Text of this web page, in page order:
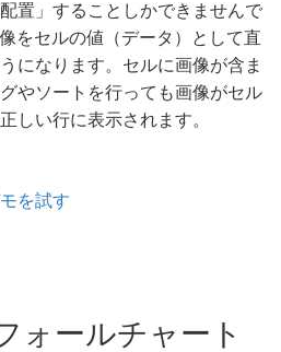
置」することしかできませんで
をセルの値（データ）として直
になります。セルに画像が含ま
やソートを行っても画像がセル
しい行に表示されます。
を試す
ォールチャート